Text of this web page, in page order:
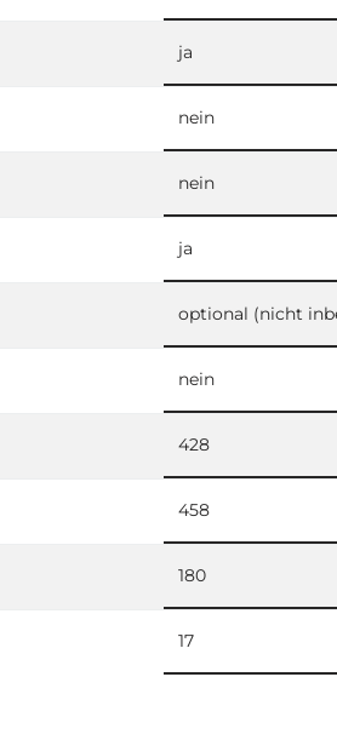
ja
nein
nein
ja
optional (nicht
nein
428
458
180
17